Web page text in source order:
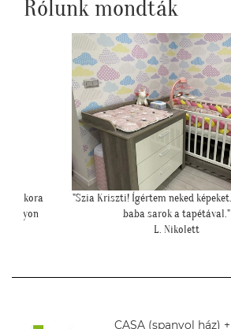
Rólunk mondták
lett a
"Ilyen lett a lányom szobájában a
cseresznye virágos tapéta."
Cs. Andi
CASA (spanyol ház)